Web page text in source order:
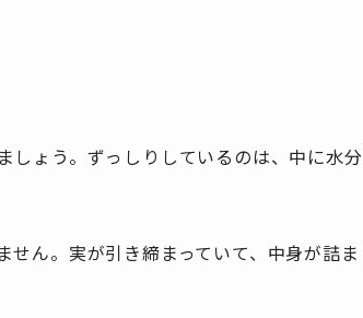
しょう。ずっしりしているのは、中に水分
ん。実が引き締まっていて、中身が詰ま